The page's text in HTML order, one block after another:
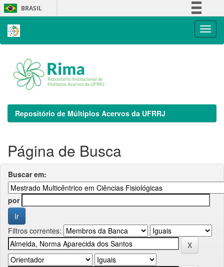
Skip
navigation
BRASIL
Repositório de Múltiplos Acervos da UFRRJ
Página de Busca
Buscar em:
por
Filtros correntes: